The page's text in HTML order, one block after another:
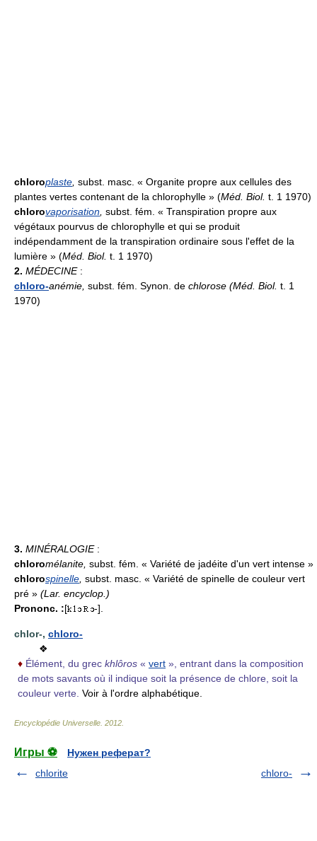
chloroplaste subst. masc. « Organite propre aux cellules des
plantes vertes contenant de la chlorophylle » (Méd. Biol. t. 1 1970)
chlorovaporisation subst. fém. « Transpiration propre aux
végétaux pourvus de chlorophylle et qui se produit
indépendamment de la transpiration ordinaire sous l'effet de la
lumière » (Méd. Biol. t. 1 1970)
2. MÉDECINE:
chloro-anémie subst. fém. Synon. de chlorose (Méd. Biol. t. 1
1970)
3. MINÉRALOGIE:
chloromélanite subst. fém. « Variété de jadéite d'un vert intense »
chlorospinelle subst. masc. « Variété de spinelle de couleur vert
pré » (Lar. encyclop. )
Prononc. :[ -].
chlor-, chloro-
❖
♦ Élément, du grec khlôros « vert », entrant dans la composition
de mots savants où il indique soit la présence de chlore, soit la
couleur verte. Voir à l'ordre alphabétique.
Encyclopédie Universelle 2012
Игры ⚽
Нужен реферат?
chlorite
chloro-